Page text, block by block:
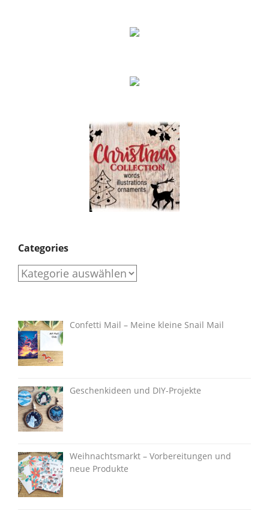
Categories
Categories
Confetti Mail – Meine kleine Snail Mail
Geschenkideen und DIY-Projekte
Weihnachtsmarkt – Vorbereitungen und
neue Produkte